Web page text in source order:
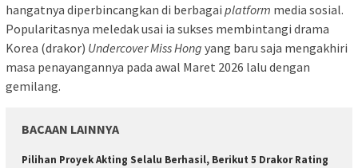
hangatnya diperbincangkan di berbagai platform media sosial.
Popularitasnya meledak usai ia sukses membintangi drama
Korea (drakor) Undercover Miss Hong yang baru saja mengakhiri
masa penayangannya pada awal Maret 2026 lalu dengan
gemilang.
BACAAN LAINNYA
Pilihan Proyek Akting Selalu Berhasil, Berikut 5 Drakor Rating